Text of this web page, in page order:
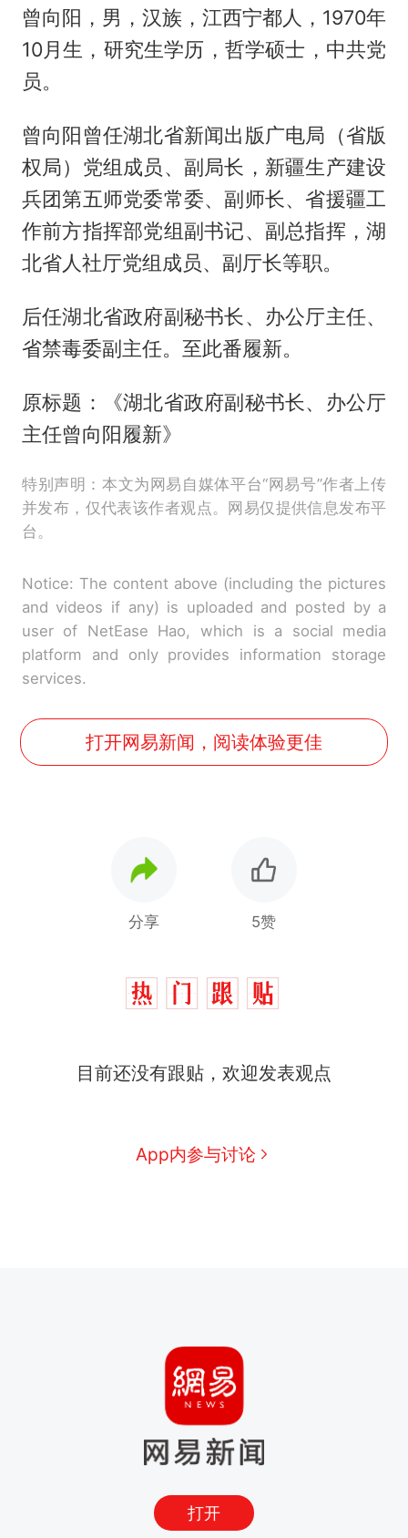
曾向阳，男，汉族，江西宁都人，1970年
10月生，研究生学历，哲学硕士，中共党
员。
曾向阳曾任湖北省新闻出版广电局（省版
权局）党组成员、副局长，新疆生产建设
兵团第五师党委常委、副师长、省援疆工
作前方指挥部党组副书记、副总指挥，湖
北省人社厅党组成员、副厅长等职。
后任湖北省政府副秘书长、办公厅主任、
省禁毒委副主任。至此番履新。
原标题：《湖北省政府副秘书长、办公厅
主任曾向阳履新》
特别声明：本文为网易自媒体平台“网易号”作者上传
并发布，仅代表该作者观点。网易仅提供信息发布平
台。
Notice: The content above (including the pictures
and videos if any) is uploaded and posted by a
user of NetEase Hao, which is a social media
platform and only provides information storage
services.
打开网易新闻，阅读体验更佳
分享 5赞
目前还没有跟贴，欢迎发表观点
App内参与讨论
打开